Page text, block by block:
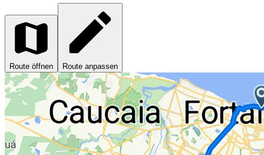
Route öffnen Route anpassen